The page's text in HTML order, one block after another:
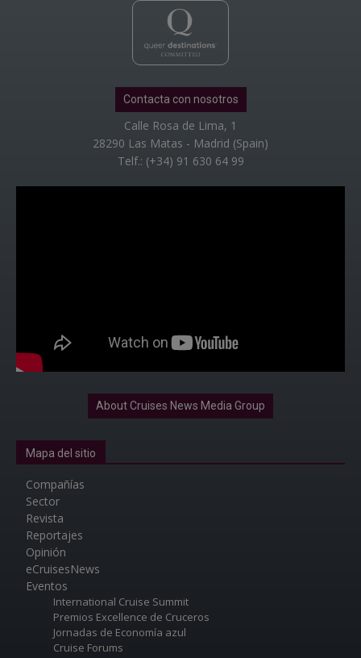
Contacta con nosotros
Calle Rosa de Lima, 1
28290 Las Matas - Madrid (Spain)
Telf.: (+34) 91 630 64 99
About Cruises News Media Group
Mapa del sitio
Compañías
Sector
Revista
Reportajes
Opinión
eCruisesNews
Eventos
International Cruise Summit
Premios Excellence de Cruceros
Jornadas de Economía azul
Cruise Forums